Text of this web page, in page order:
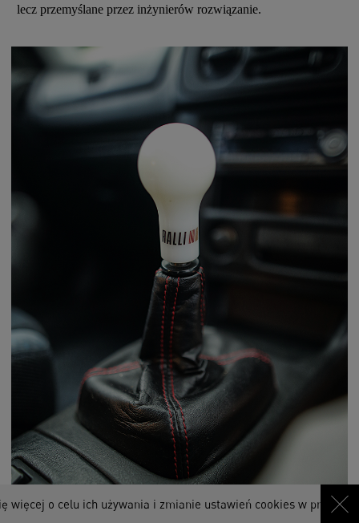
używania i zmianie ustawień cookies w przeglądarce.
lecz przemyślane przez inżynierów rozwiązanie.